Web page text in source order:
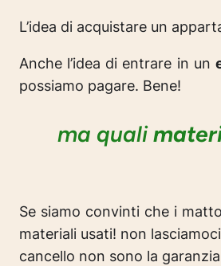
L’idea di acquistare un
Anche l’idea di entrare in un
possiamo pagare. Bene!
ma quali
Se siamo convinti che i
materiali usati! non
cancello non sono la